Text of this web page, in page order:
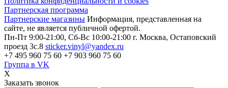
Партнерская программа
Партнерские магазины Информация, представленная на
сайте, не является публичной офертой.
Пн-Пт 9:00-21:00, Сб-Вс 10:00-21:00 г. Москва, Остаповский
проезд 3с.8 sticker.vinyl@yandex.ru
+7 495 960 75 60 +7 903 960 75 60
Группа в VK
X
Заказать звонок